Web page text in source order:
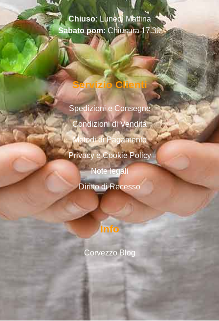
Chiuso:Lunedì Mattina
Sabato pom:Chiusura 17.30
Servizio Clienti
Spedizioni e Consegne
Condizioni di Vendita
Metodi di Pagamento
Privacy e Cookie Policy
Note legali
Diritto di Recesso
Info
Corvezzo Blog